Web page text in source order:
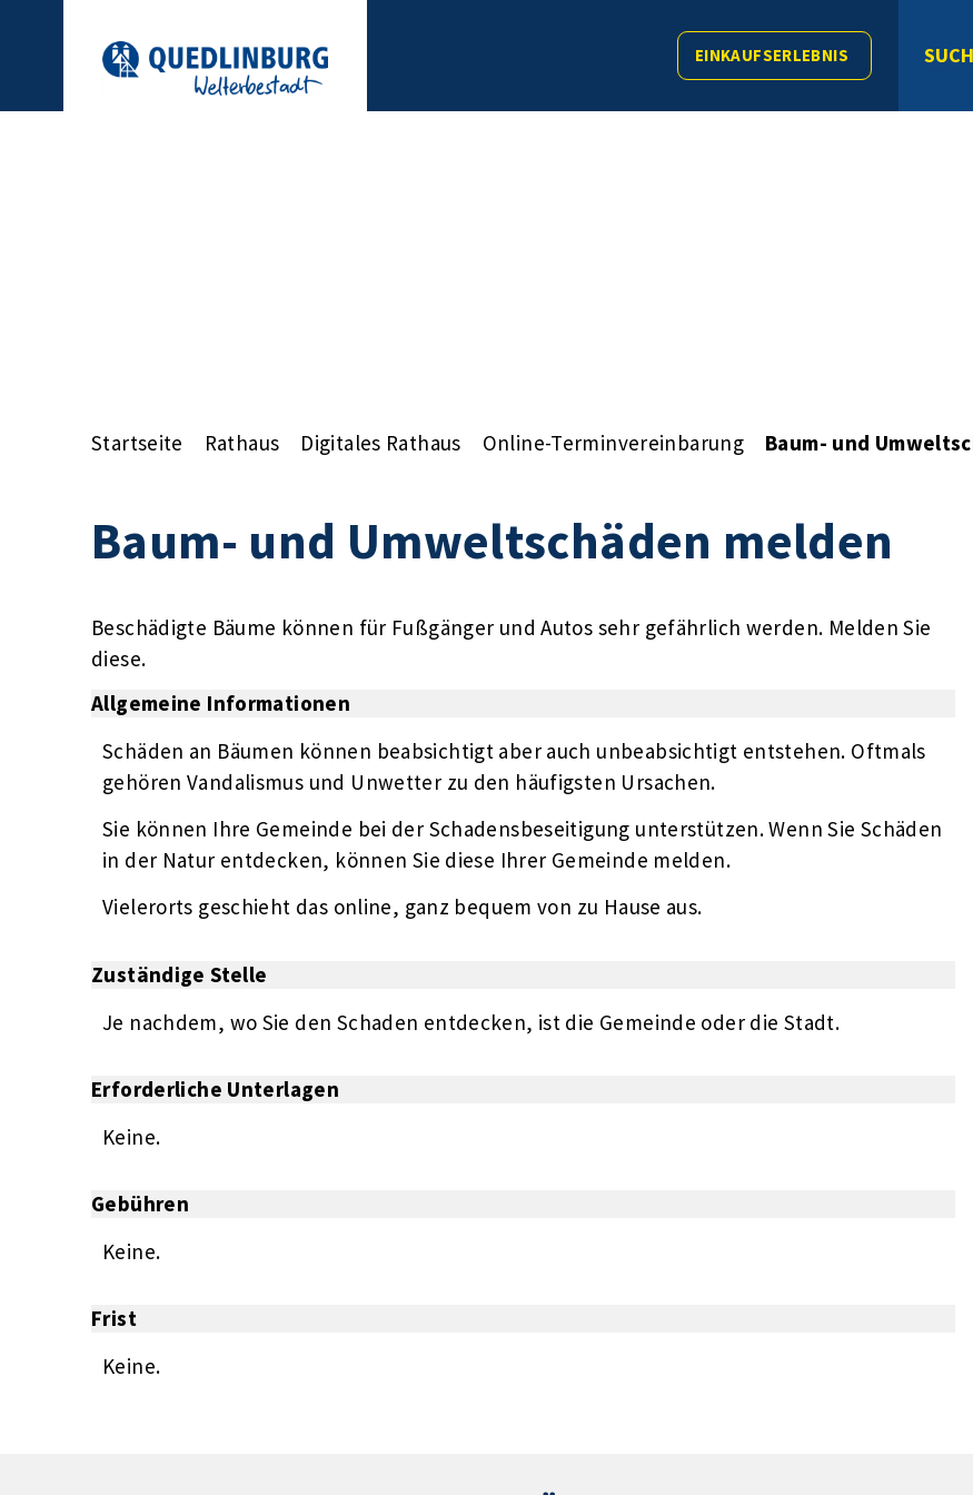
EINKAUFSERLEBNIS
Startseite Rathaus Digitales Rathaus Online-Terminvereinbarung Baum- und
Baum- und Umweltschäden melden
Beschädigte Bäume können für Fußgänger und Autos sehr gefährlich werden. Melden Sie
diese.
Allgemeine Informationen
Schäden an Bäumen können beabsichtigt aber auch unbeabsichtigt entstehen. Oftmals
gehören Vandalismus und Unwetter zu den häufigsten Ursachen.
Sie können Ihre Gemeinde bei der Schadensbeseitigung unterstützen. Wenn Sie Schäden
in der Natur entdecken, können Sie diese Ihrer Gemeinde melden.
Vielerorts geschieht das online, ganz bequem von zu Hause aus.
Zuständige Stelle
Je nachdem, wo Sie den Schaden entdecken, ist die Gemeinde oder die Stadt.
Erforderliche Unterlagen
Keine.
Gebühren
Keine.
Frist
Keine.